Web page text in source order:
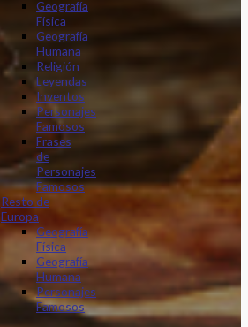
Geografía
Física
Geografía
Humana
Religión
Leyendas
Inventos
Personajes
Famosos
Frases
de
Personajes
Famosos
Resto de
Europa
Geografía
Física
Geografía
Humana
Personajes
Famosos